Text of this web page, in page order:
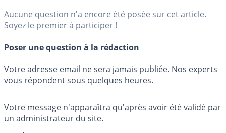
Aucune question n'a encore été posée sur cet article.
Soyez le premier à participer !
Poser une question à la rédaction
Votre adresse email ne sera jamais publiée. Nos experts
vous répondent sous quelques heures.
Votre message n'apparaîtra qu'après avoir été validé par
un administrateur du site.